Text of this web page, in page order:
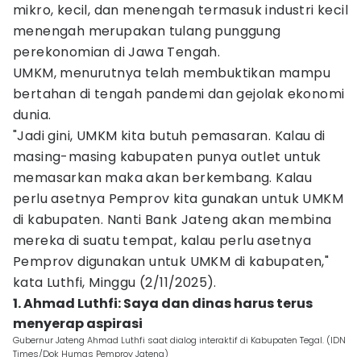
mikro, kecil, dan menengah termasuk industri kecil
menengah merupakan tulang punggung
perekonomian di Jawa Tengah.
UMKM, menurutnya telah membuktikan mampu
bertahan di tengah pandemi dan gejolak ekonomi
dunia.
"Jadi gini, UMKM kita butuh pemasaran. Kalau di
masing-masing kabupaten punya outlet untuk
memasarkan maka akan berkembang. Kalau
perlu asetnya Pemprov kita gunakan untuk UMKM
di kabupaten. Nanti Bank Jateng akan membina
mereka di suatu tempat, kalau perlu asetnya
Pemprov digunakan untuk UMKM di kabupaten,"
kata Luthfi, Minggu (2/11/2025).
1. Ahmad Luthfi: Saya dan dinas harus terus
menyerap aspirasi
Gubernur Jateng Ahmad Luthfi saat dialog interaktif di Kabupaten Tegal. (IDN
Times/Dok Humas Pemprov Jateng)